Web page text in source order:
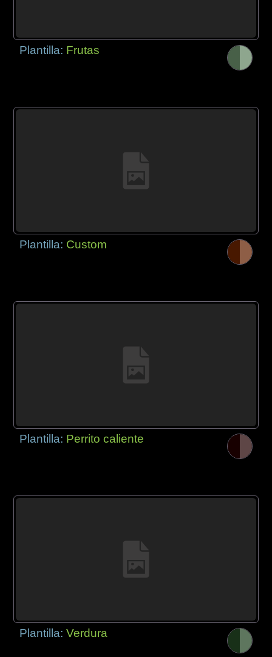
Plantilla: Frutas
Plantilla: Custom
Plantilla: Perrito caliente
Plantilla:Verdura